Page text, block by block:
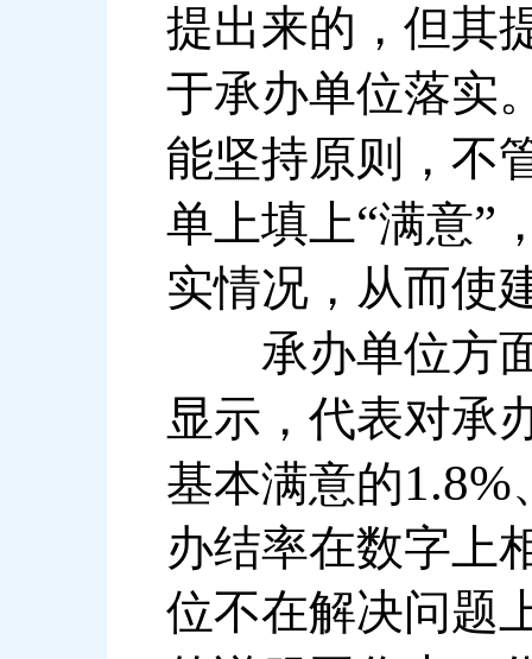
提出来的，但其
于承办单位落实
能坚持原则，不
单上填上“满意”
实情况，从而使
承办单位方
显示，代表对承
基本满意的1.8%
办结率在数字上
位不在解决问题